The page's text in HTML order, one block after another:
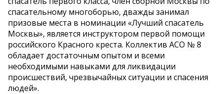
спасательному многоборью, дважды занимал
призовые места в номинации «Лучший спасатель
Москвы», является инструктором первой помощи
российского Красного креста. Коллектив АСО № 8
обладает достаточным опытом и всеми
необходимыми навыками для ликвидации
происшествий, чрезвычайных ситуации и спасения
людей».